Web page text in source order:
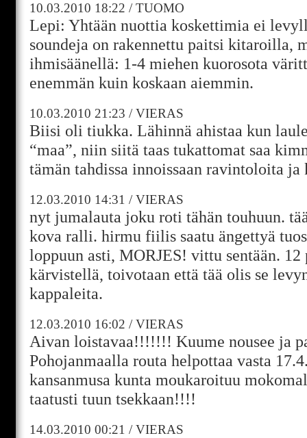
10.03.2010 18:22 /TUOMO
Lepi: Yhtään nuottia koskettimia ei
soundeja on rakennettu paitsi kitaroilla,
ihmisäänellä: 1-4 miehen kuorosota
enemmän kuin koskaan aiemmin.
10.03.2010 21:23 /VIERAS
Biisi oli tiukka. Lähinnä ahistaa kun
“maa”, niin siitä taas tukattomat saa
tämän tahdissa innoissaan ravintoloita ja
12.03.2010 14:31 /VIERAS
nyt jumalauta joku roti tähän touhuun.
kova ralli. hirmu fiilis saatu ängettyä
loppuun asti, MORJES! vittu sentään.
kärvistellä, toivotaan että tää olis se
kappaleita.
12.03.2010 16:02 /VIERAS
Aivan loistavaa!!!!!!! Kuume nousee ja
Pohojanmaalla routa helpottaa vasta
kansanmusa kunta moukaroituu
taatusti tuun tsekkaan!!!!
14.03.2010 00:21 /VIERAS